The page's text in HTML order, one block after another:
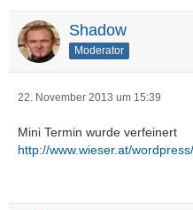
Shadow
Moderator
22. November 2013 um 15:39
Mini Termin wurde verfeinert
http://www.wieser.at/